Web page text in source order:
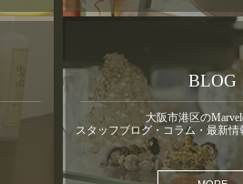
BLOG
大阪市港区の
スタッフブログ・コラム・最新